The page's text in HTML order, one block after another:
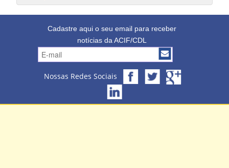
Cadastre aqui o seu email para receber
notícias da ACIF/CDL
Nossas Redes Sociais